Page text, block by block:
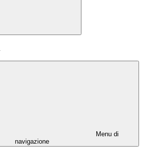
Menu di
navigazione